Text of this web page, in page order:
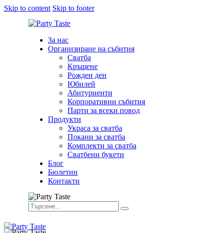
Skip to content Skip to footer
За нас
Организиране на събития
Сватба
Кръщене
Рожден ден
Юбилей
Абитуриенти
Корпоративни събития
Парти за всеки повод
Продукти
Украса за сватба
Покани за сватба
Комплекти за сватба
Сватбени букети
Блог
Бюлетин
Контакти